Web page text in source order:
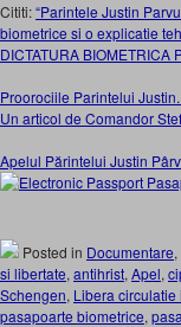
Cititi:“Parintele Justin
biometrice si o explicatie
DICTATURA BIOMETRICA
Proorociile Parintelui
Un articol de Comandor
Apelul Părintelui Justin
Posted in Documentare,
si libertate, antihrist, Apel,
Schengen, Libera circulatie
pasapoarte biometrice,